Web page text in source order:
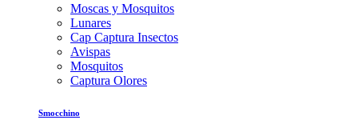
Moscas y Mosquitos
Lunares
Cap Captura Insectos
Avispas
Mosquitos
Captura Olores
Smocchino